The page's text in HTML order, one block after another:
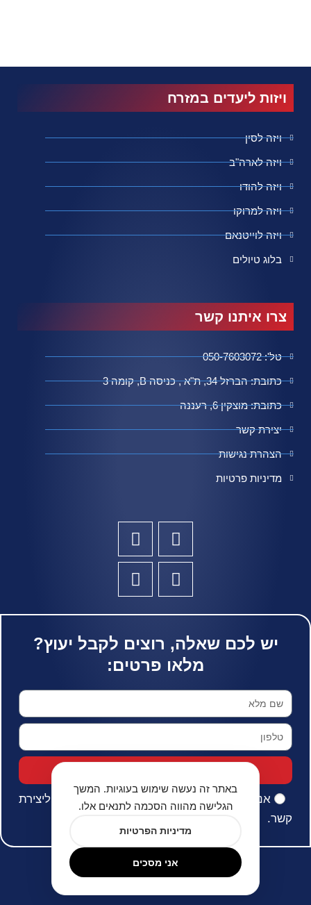
ויזות ליעדים במזרח
ויזה לסין
ויזה לארה"ב
ויזה להודו
ויזה למרוקו
ויזה לוייטנאם
בלוג טיולים
צרו איתנו קשר
טל': 050-7603072
כתובת: הברזל 34, ת"א , כניסה B, קומה 3
כתובת: מוצקין 6, רעננה
יצירת קשר
הצהרת נגישות
מדיניות פרטיות
יש לכם שאלה, רוצים לקבל יעוץ?
מלאו פרטים:
אני מאשר/ת את מדיניות הפרטיות
ומסכים/ה ליצירת
קשר.
מדיניות הפרטיות
באתר זה נעשה שימוש בעוגיות. המשך
הגלישה מהווה הסכמה לתנאים אלו.
מדיניות הפרטיות
אני מסכים